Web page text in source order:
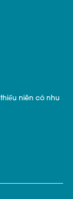
niên có nhu